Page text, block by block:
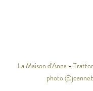
La Maison d'Anna -
photo